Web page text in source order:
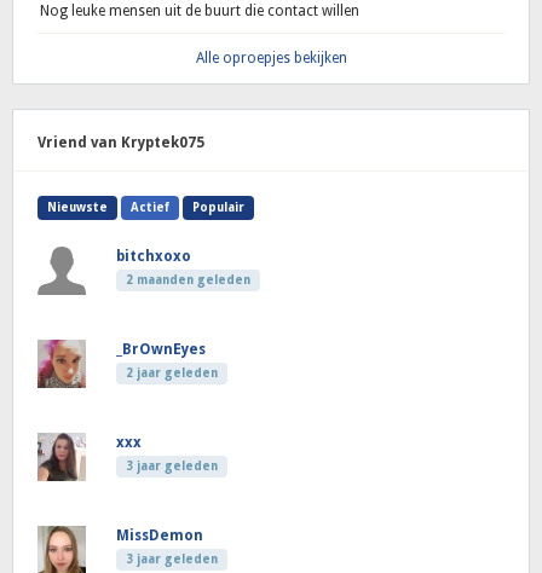
Nog leuke mensen uit de buurt die contact willen
Alle oproepjes bekijken
Vriend van Kryptek075
Nieuwste Actief Populair
bitchxoxo
2 maanden geleden
_BrOwnEyes
2 jaar geleden
xxx
3 jaar geleden
MissDemon
3 jaar geleden